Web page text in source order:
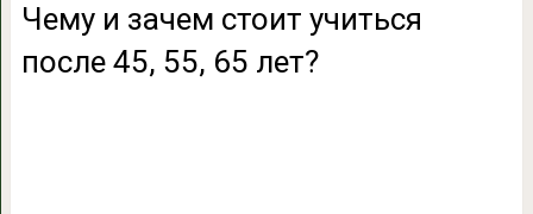
Чему и зачем стоит учиться
после 45, 55, 65 лет?